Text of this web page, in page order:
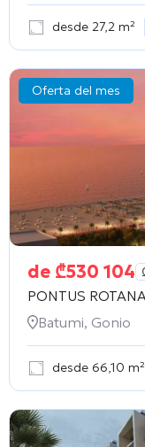
desde 27,2 m²
Oferta del mes
de ₾530 104
PONTUS
Batumi, Gonio
desde 66,10 m²